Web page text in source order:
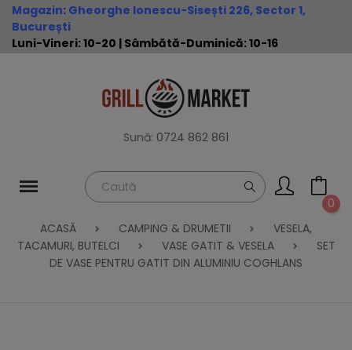
Magazin: Gheorghe Ionescu-Sisești 226, Sector 1,
București
Luni-Vineri: 10-20 | Sâmbătă-Duminică: 10-16
Sună: 0724 862 861
0
ACASĂ
CAMPING & DRUMETII
VESELA,
TACAMURI, BUTELCI
VASE GATIT & VESELA
SET
DE VASE PENTRU GATIT DIN ALUMINIU COGHLANS